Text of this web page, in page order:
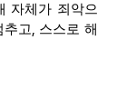
자체가 죄악으
고, 스스로 해